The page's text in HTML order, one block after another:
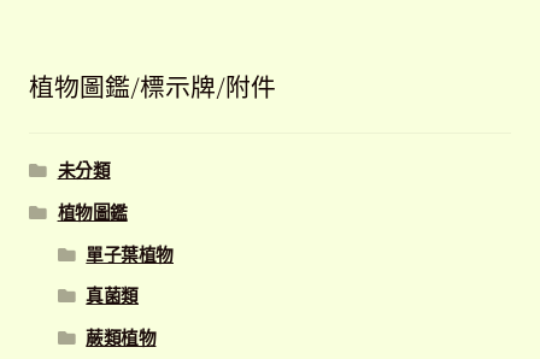
目
排
植物圖鑑/標示牌/附件
未分類
植物圖鑑
單子葉植物
真菌類
蕨類植物